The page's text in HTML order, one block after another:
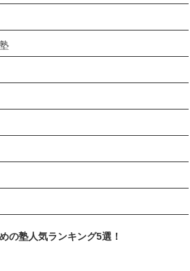
の塾人気ランキング5選！